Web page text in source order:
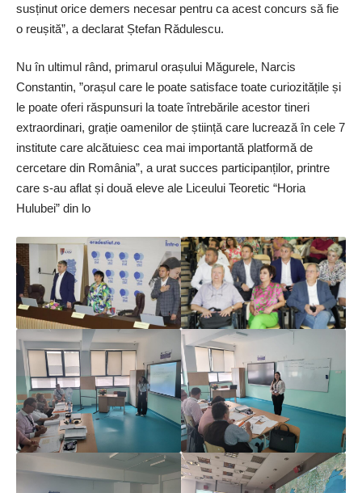
susținut orice demers necesar pentru ca acest concurs să fie
o reușită”, a declarat Ștefan Rădulescu.
Nu în ultimul rând, primarul orașului Măgurele, Narcis
Constantin, ”orașul care le poate satis­face toate curiozitățile și
le poate oferi răspunsuri la toate întrebările acestor tineri
extraordinari, grație oamenilor de știință care lucrează în cele 7
institute care alcătuiesc cea mai importantă platformă de
cercetare din România”, a urat succes participanților, printre
care s-au aflat și două eleve ale Liceului Teoretic “Horia
Hulubei” din lo